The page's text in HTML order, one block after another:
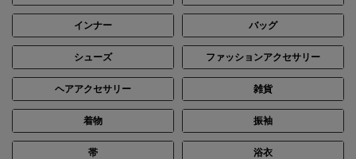
インナー バッグ
シューズ ファッションアクセサリー
ヘアアクセサリー 雑貨
着物 振袖
帯 浴衣